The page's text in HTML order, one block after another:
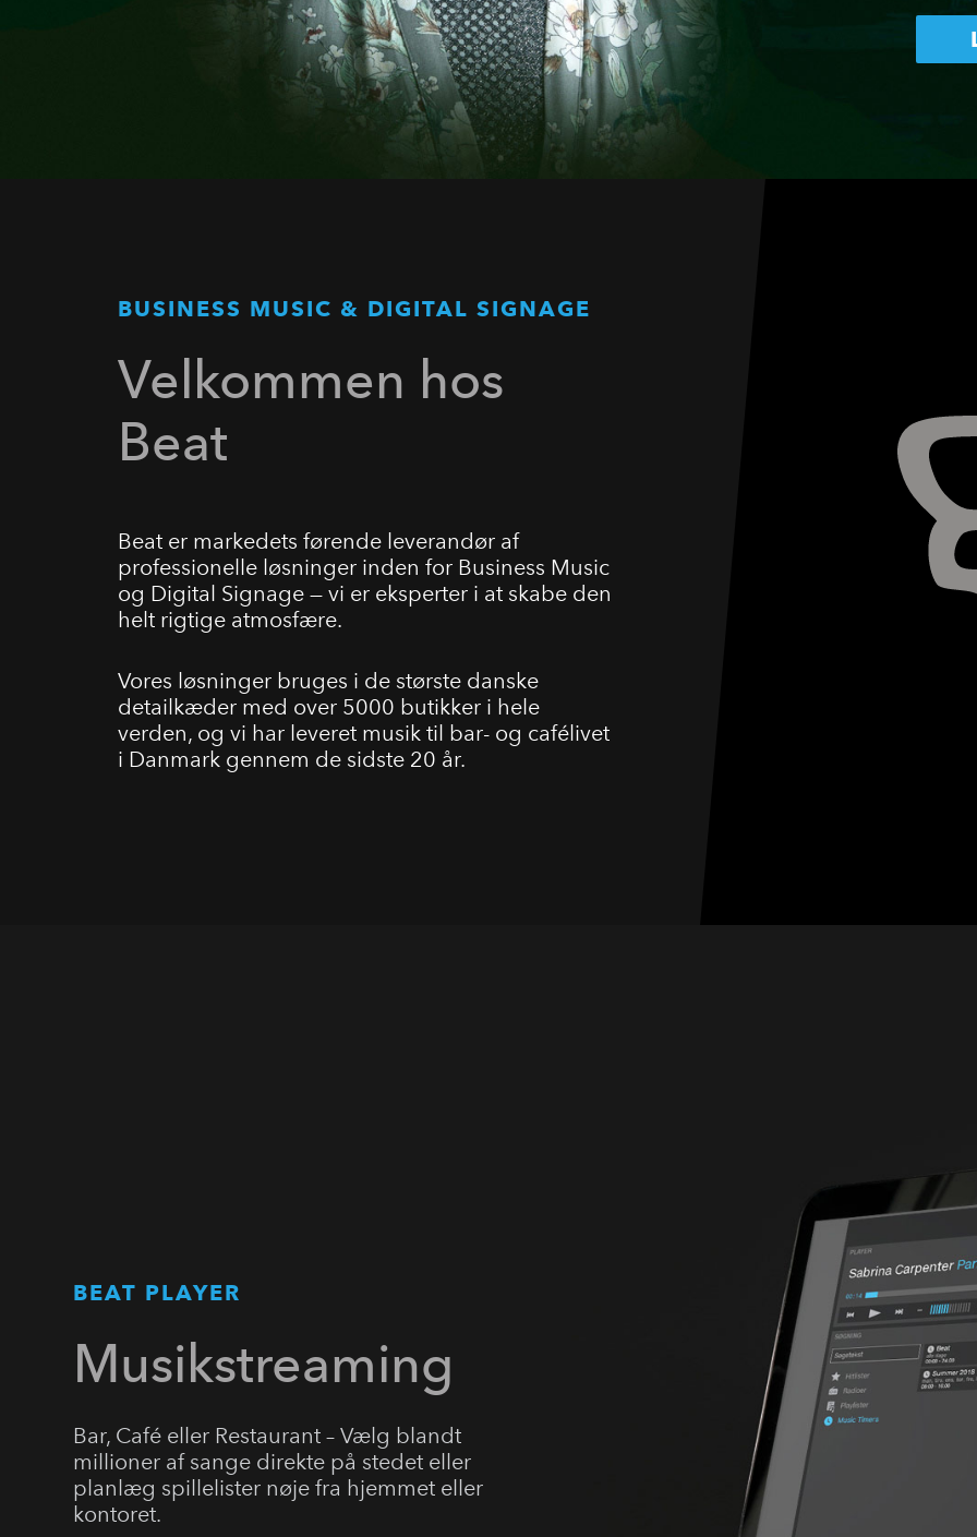
BUSINESS MUSIC & DIGITAL SIGNAGE
Velkommen hos
Beat
Beat er markedets førende leverandør af
professionelle løsninger inden for Business Music
og Digital Signage — vi er eksperter i at skabe den
helt rigtige atmosfære.
Vores løsninger bruges i de største danske
detailkæder med over 5000 butikker i hele
verden, og vi har leveret musik til bar- og cafélivet
i Danmark gennem de sidste 20 år.
BEAT PLAYER
Musikstreaming
Bar, Café eller Restaurant – Vælg blandt
millioner af sange direkte på stedet eller
planlæg spillelister nøje fra hjemmet eller
kontoret.